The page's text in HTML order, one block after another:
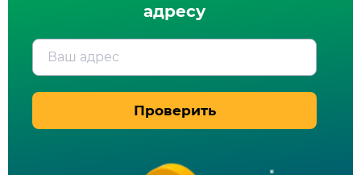
адресу
Ваш адрес
Проверить